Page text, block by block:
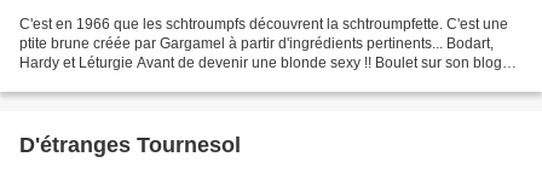
C'est en 1966 que les schtroumpfs découvrent la schtroumpfette. C'est une
ptite brune créée par Gargamel à partir d'ingrédients pertinents... Bodart,
Hardy et Léturgie Avant de devenir une blonde sexy !! Boulet sur son blog
D'étranges Tournesol